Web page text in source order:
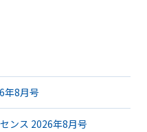
年8月号
ンス 2026年8月号